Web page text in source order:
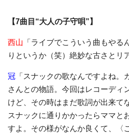
【7曲目“大人の子守唄”】
西山 「ライブでこういう曲もや
りというか（笑）絶妙な古さとリ
冠 「スナックの歌なんですよね。
さんとの物語。今回はレコーディ
けど、その時はまだ歌詞が出来て
スナックに通りかかったらママと
すよ。その様がなんか良くて、〈